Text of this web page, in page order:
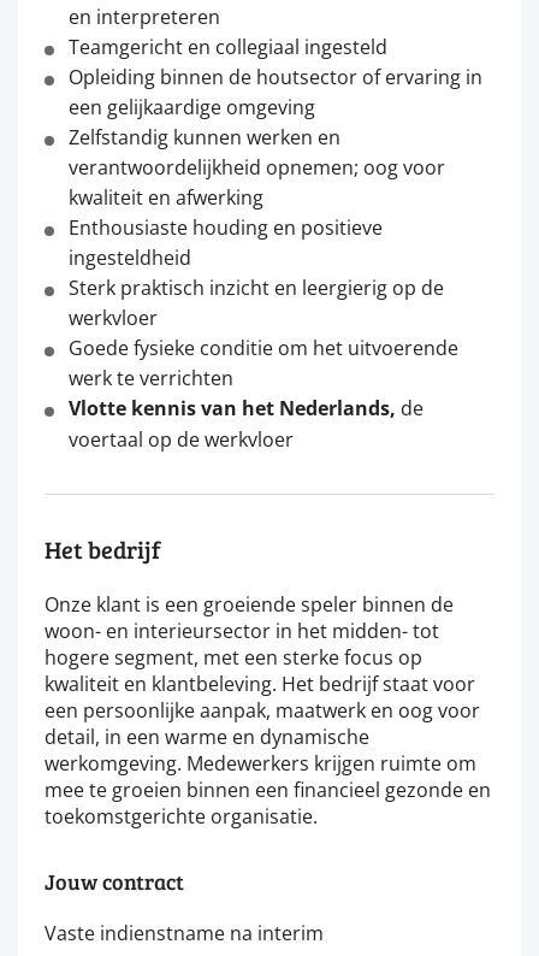
en interpreteren
Teamgericht en collegiaal ingesteld
Opleiding binnen de houtsector of ervaring in
een gelijkaardige omgeving
Zelfstandig kunnen werken en
verantwoordelijkheid opnemen; oog voor
kwaliteit en afwerking
Enthousiaste houding en positieve
ingesteldheid
Sterk praktisch inzicht en leergierig op de
werkvloer
Goede fysieke conditie om het uitvoerende
werk te verrichten
Vlotte kennis van het Nederlands, de
voertaal op de werkvloer
Het bedrijf
Onze klant is een groeiende speler binnen de
woon- en interieursector in het midden- tot
hogere segment, met een sterke focus op
kwaliteit en klantbeleving. Het bedrijf staat voor
een persoonlijke aanpak, maatwerk en oog voor
detail, in een warme en dynamische
werkomgeving. Medewerkers krijgen ruimte om
mee te groeien binnen een financieel gezonde en
toekomstgerichte organisatie.
Jouw contract
Vaste indienstname na interim